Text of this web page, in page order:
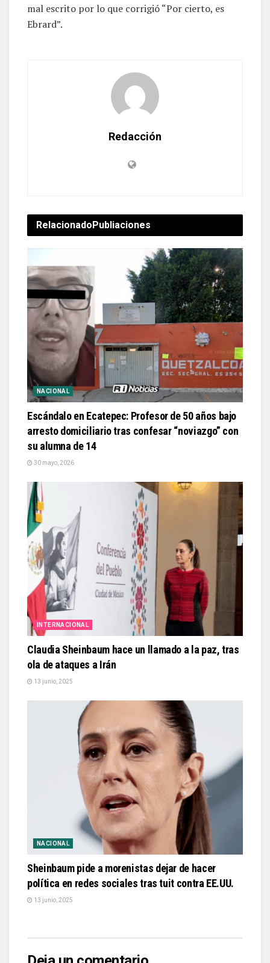
mal escrito por lo que corrigió “Por cierto, es
Ebrard”.
Redacción
RelacionadoPubliaciones
NACIONAL
Escándalo en Ecatepec: Profesor de 50 años bajo
arresto domiciliario tras confesar “noviazgo” con
su alumna de 14
30 mayo, 2026
INTERNACIONAL
Claudia Sheinbaum hace un llamado a la paz, tras
ola de ataques a Irán
13 junio, 2025
NACIONAL
Sheinbaum pide a morenistas dejar de hacer
política en redes sociales tras tuit contra EE.UU.
13 junio, 2025